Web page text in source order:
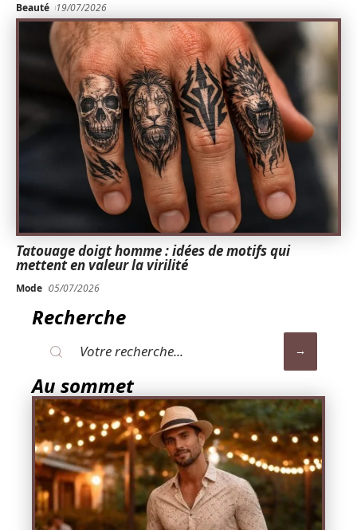
Beauté 19/07/2026
Tatouage doigt homme : idées de motifs qui
mettent en valeur la virilité
Mode 05/07/2026
Recherche
Au sommet